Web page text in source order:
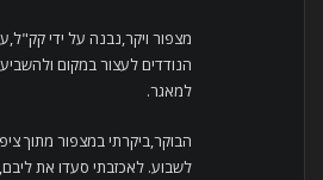
מצפור ויקר,נבנה על ידי
הנודדים לעצור במקום
למאגר.
הבוקר,ביקרתי במצפור מתוך
לשבוע. לאכזבתי סעדו את